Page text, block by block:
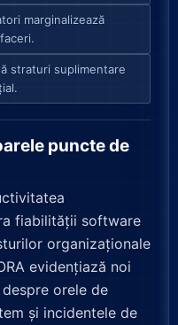
marginalizează
straturi suplimentare
puncte de
fiabilității software
organizaționale
evidențiază noi
orele de
și incidentele de